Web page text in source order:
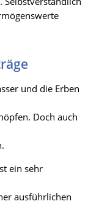
und die Erben
Doch auch
ein sehr
ausführlichen